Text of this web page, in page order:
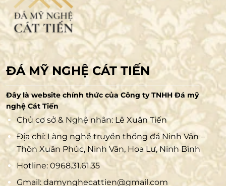
ĐÁ MỸ NGHỆ CÁT TIẾN
Đây là website chính thức của Công ty TNHH Đá mỹ
nghệ Cát Tiến
Chủ cơ sở & Nghệ nhân: Lê Xuân Tiến
Địa chỉ: Làng nghề truyền thống đá Ninh Vân –
Thôn Xuân Phúc, Ninh Vân, Hoa Lư, Ninh Bình
Hotline: 0968.31.61.35
Gmail: damynghecattien@gmail.com